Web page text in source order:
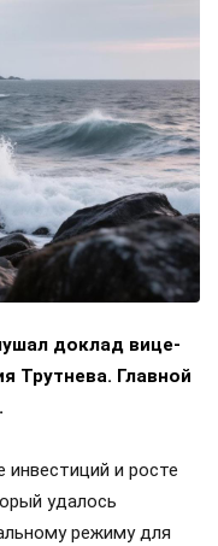
доклад вице-
Трутнева. Главной
и росте
удалось
режиму для